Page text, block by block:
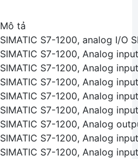
Mô tả
SIMATIC S7-1200, analog I/O
SIMATIC S7-1200, Analog
SIMATIC S7-1200, Analog
SIMATIC S7-1200, Analog
SIMATIC S7-1200, Analog
SIMATIC S7-1200, Analog
SIMATIC S7-1200, Analog
SIMATIC S7-1200, Analog
SIMATIC S7-1200, Analog